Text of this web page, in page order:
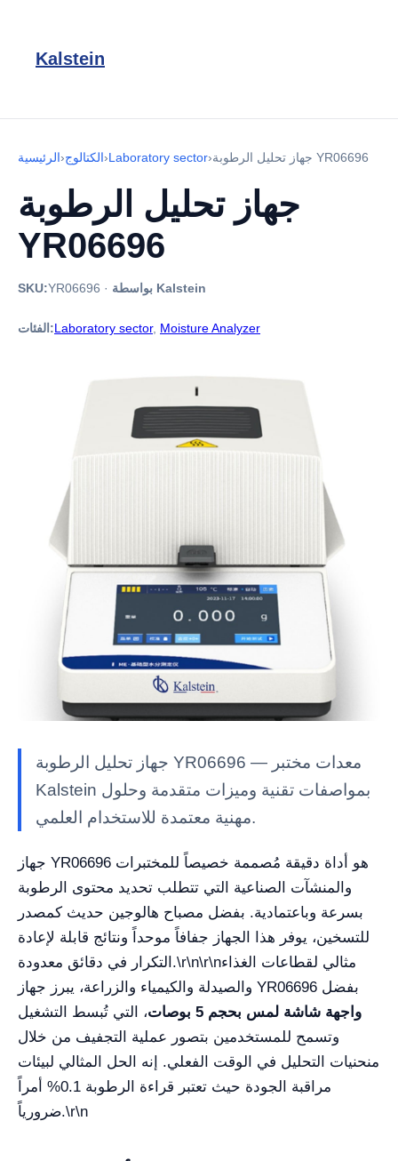
Kalstein
الرئيسية›الكتالوج›Laboratory sector› جهاز تحليل الرطوبة YR06696
جهاز تحليل الرطوبة
YR06696
SKU:YR06696 · بواسطة Kalstein
الفئات:Laboratory sector, Moisture Analyzer
جهاز تحليل الرطوبة YR06696 — معدات مختبر
Kalstein بمواصفات تقنية وميزات متقدمة وحلول
مهنية معتمدة للاستخدام العلمي.
جهاز YR06696 هو أداة دقيقة مُصممة خصيصاً للمختبرات
والمنشآت الصناعية التي تتطلب تحديد محتوى الرطوبة
بسرعة وباعتمادية. بفضل مصباح هالوجين حديث كمصدر
للتسخين، يوفر هذا الجهاز جفافاً موحداً ونتائج قابلة لإعادة
التكرار في دقائق معدودة.\r\n\r\nمثالي لقطاعات الغذاء
والصيدلة والكيمياء والزراعة، يبرز جهاز YR06696 بفضل
واجهة شاشة لمس بحجم 5 بوصات
، التي تُبسط التشغيل
وتسمح للمستخدمين بتصور عملية التجفيف من خلال
منحنيات التحليل في الوقت الفعلي. إنه الحل المثالي لبيئات
مراقبة الجودة حيث تعتبر قراءة الرطوبة 0.1% أمراً
ضرورياً.\r\n